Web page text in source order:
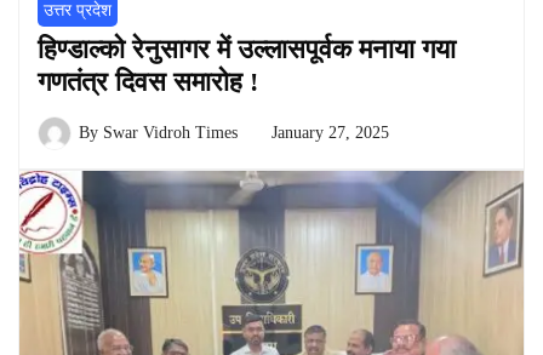
उत्तर प्रदेश
हिण्डाल्को रेनुसागर में उल्लासपूर्वक मनाया गया
गणतंत्र दिवस समारोह !
By Swar Vidroh Times January 27, 2025